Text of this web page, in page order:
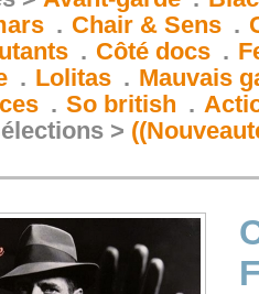
. Chair & Sens .
. Côté docs .
. Lolitas . Mauvais
. So british .
>